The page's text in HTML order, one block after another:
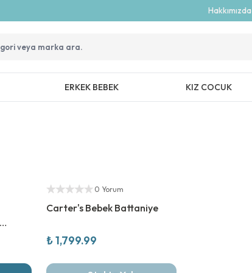
Hakkımızda
ERKEK BEBEK KIZ COCUK
0 Yorum
Carter's Bebek Battaniye
₺ 1,799.99